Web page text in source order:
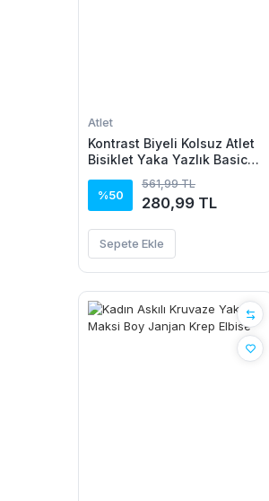
Atlet
Kontrast Biyeli Kolsuz Atlet
Bisiklet Yaka Yazlık Basic
%50
561,99 TL
280,99 TL
Sepete Ekle